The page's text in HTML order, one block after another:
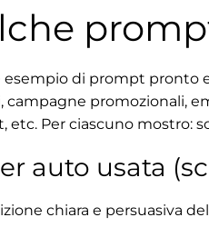
di prompt pronto
campagne promozionali,
etc. Per ciascuno mostro:
auto usata
chiara e persuasiva